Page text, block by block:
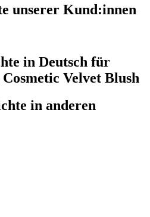
unserer Kund:innen
in Deutsch für
Velvet Blush
in anderen